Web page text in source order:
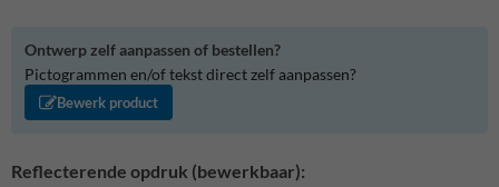
Ontwerp zelf aanpassen of bestellen?
Pictogrammen en/of tekst direct zelf aanpassen?
Bewerk product
Reflecterende opdruk (bewerkbaar):